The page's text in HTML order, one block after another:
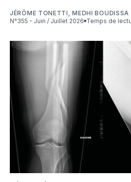
JÉRÔME TONETTI ,MEDHI BOUDISSA
N°355 - Juin / Juillet 2026
Temps de